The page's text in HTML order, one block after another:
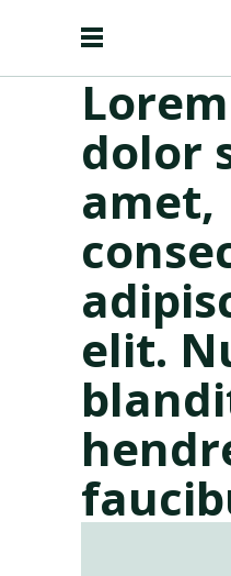
dolor
amet,
elit.